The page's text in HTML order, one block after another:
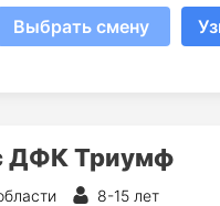
Выбрать смену
ДФК Триумф
8-15 лет